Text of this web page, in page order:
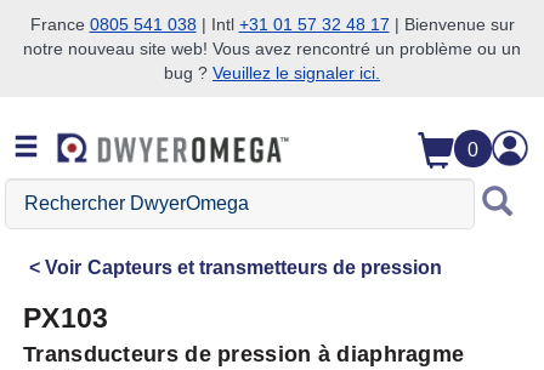
Passer à la recherche
Passer au contenu principal
Passer à la navigation
France 0805 541 038| Intl +31 01 57 32 48 17 | Bienvenue sur
notre nouveau site web! Vous avez rencontré un problème ou un
bug ? Veuillez le signaler ici.
0
Rechercher
DwyerOmega
Voir Capteurs et transmetteurs de pression
PX103
Transducteurs de pression à diaphragme